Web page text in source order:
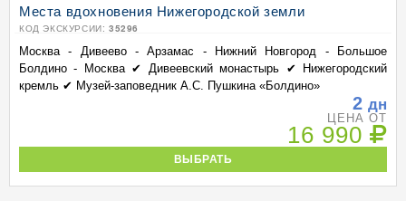
Места вдохновения Нижегородской земли
КОД ЭКСКУРСИИ: 35296
Москва - Дивеево - Арзамас - Нижний Новгород - Большое
Болдино - Москва ✔ Дивеевский монастырь ✔ Нижегородский
кремль ✔ Музей-заповедник А.С. Пушкина «Болдино»
2 дн
ЦЕНА ОТ
16 990
ВЫБРАТЬ